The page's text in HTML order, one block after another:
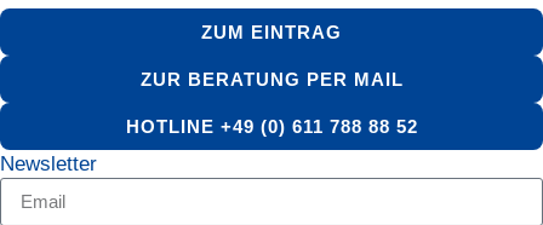
ZUM EINTRAG
ZUR BERATUNG PER MAIL
HOTLINE +49 (0) 611 788 88 52
Newsletter